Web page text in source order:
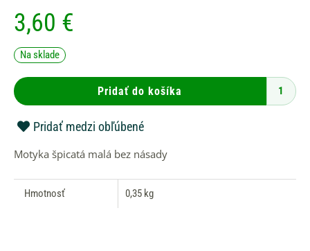
3,60 €
Na sklade
špicatá
malá
Pridať do košíka
Pridať medzi obľúbené
Motyka špicatá malá bez násady
Hmotnosť 0,35 kg